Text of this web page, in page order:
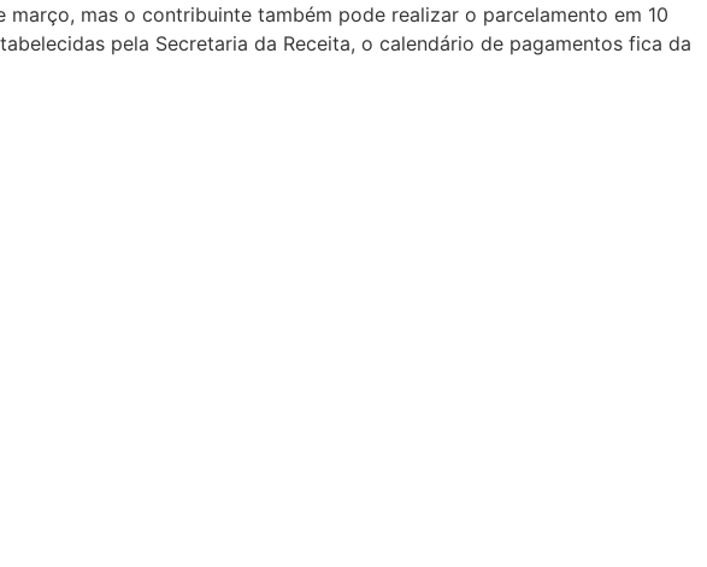
mas o contribuinte também pode realizar o parcelamento em 10
pela Secretaria da Receita, o calendário de pagamentos fica da